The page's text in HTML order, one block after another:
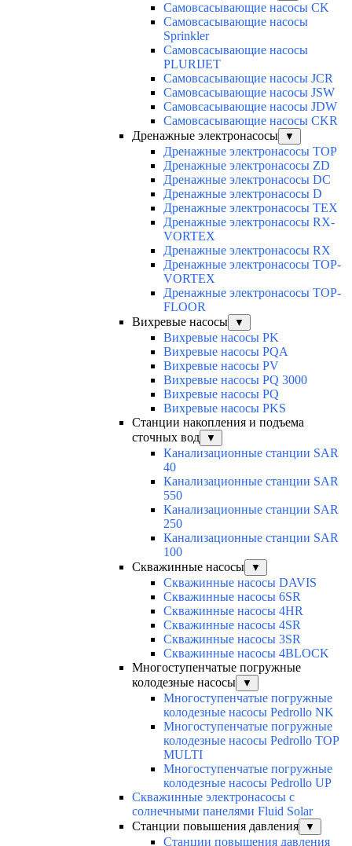
Самовсасывающие насосы CK
Самовсасывающие насосы
Sprinkler
Самовсасывающие насосы
PLURIJET
Самовсасывающие насосы JCR
Самовсасывающие насосы JSW
Самовсасывающие насосы JDW
Самовсасывающие насосы CKR
Дренажные электронасосы
▼
Дренажные электронасосы TOP
Дренажные электронасосы ZD
Дренажные электронасосы DC
Дренажные электронасосы D
Дренажные электронасосы TEX
Дренажные электронасосы RX-
VORTEX
Дренажные электронасосы RX
Дренажные электронасосы TOP-
VORTEX
Дренажные электронасосы TOP-
FLOOR
Вихревые насосы
▼
Вихревые насосы PK
Вихревые насосы PQA
Вихревые насосы PV
Вихревые насосы PQ 3000
Вихревые насосы PQ
Вихревые насосы PKS
Станции накопления и подъема
сточных вод
▼
Канализационные станции SAR
40
Канализационные станции SAR
550
Канализационные станции SAR
250
Канализационные станции SAR
100
Скважинные насосы
▼
Скважинные насосы DAVIS
Скважинные насосы 6SR
Скважинные насосы 4HR
Скважинные насосы 4SR
Скважинные насосы 3SR
Скважинные насосы 4BLOCK
Многоступенчатые погружные
колодезные насосы
▼
Многоступенчатые погружные
колодезные насосы Pedrollo NK
Многоступенчатые погружные
колодезные насосы Pedrollo TOP
MULTI
Многоступенчатые погружные
колодезные насосы Pedrollo UP
Скважинные электронасосы с
солнечными панелями Fluid Solar
Станции повышения давления
▼
Станции повышения давления